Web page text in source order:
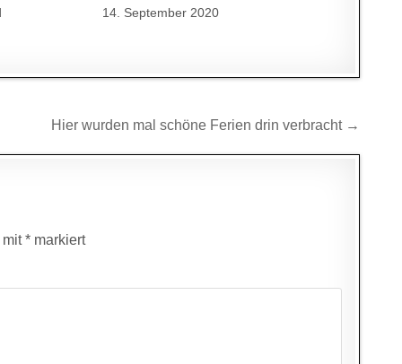
14. September 2020
Hier wurden mal schöne Ferien drin verbracht →
mit* markiert